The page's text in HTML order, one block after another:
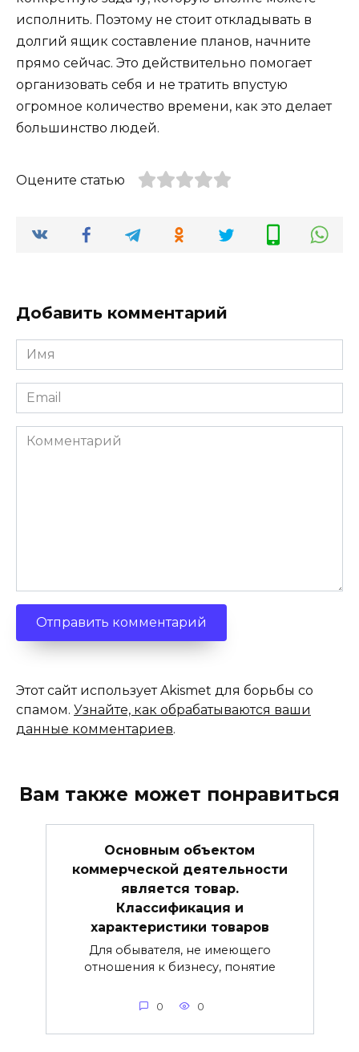
исполнить. Поэтому не стоит откладывать в
долгий ящик составление планов, начните
прямо сейчас. Это действительно помогает
организовать себя и не тратить впустую
огромное количество времени, как это делает
большинство людей.
Оцените статью
Добавить комментарий
Имя
*
Email
*
Комментарий
Этот сайт использует Akismet для борьбы со
спамом. Узнайте, как обрабатываются ваши
данные комментариев.
Вам также может понравиться
Основным объектом
коммерческой деятельности
является товар.
Классификация и
характеристики товаров
Для обывателя, не имеющего
отношения к бизнесу, понятие
0 0